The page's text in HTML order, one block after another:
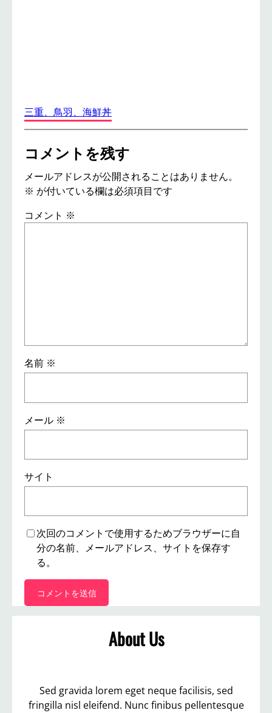
三重、鳥羽、海鮮丼
コメントを残す
メールアドレスが公開されることはありません。
※ が付いている欄は必須項目です
コメント ※
名前 ※
メール ※
サイト
次回のコメントで使用するためブラウザーに自
分の名前、メールアドレス、サイトを保存す
る。
About Us
Sed gravida lorem eget neque facilisis, sed
fringilla nisl eleifend. Nunc finibus pellentesque